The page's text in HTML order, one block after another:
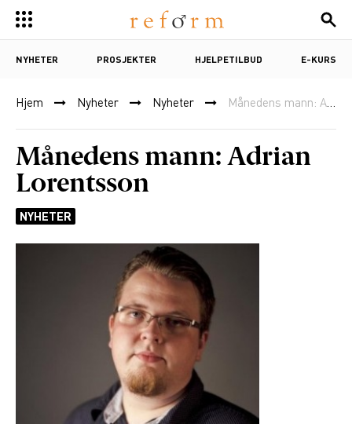
NYHETER PROSJEKTER HJELPETILBUD E-KURS
Hjem Nyheter Nyheter Månedens mann: Adrian Lorentsson
Månedens mann: Adrian
Lorentsson
NYHETER